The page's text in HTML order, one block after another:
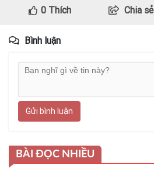
0Thích Chia sẻ
Bình luận
Gửi bình luận
BÀI ĐỌC NHIỀU